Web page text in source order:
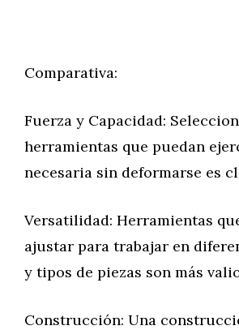
Comparativa:
Fuerza y Capacidad:
herramientas que puedan
necesaria sin deformarse es
Versatilidad: Herramientas
ajustar para trabajar en
y tipos de piezas son más
Construcción: Una